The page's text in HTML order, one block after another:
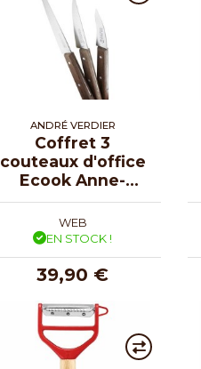
ANDRÉ VERDIER
Coffret 3
couteaux d'office
Ecook Anne-
Sophie Pic
WEB
EN STOCK !
39,90 €